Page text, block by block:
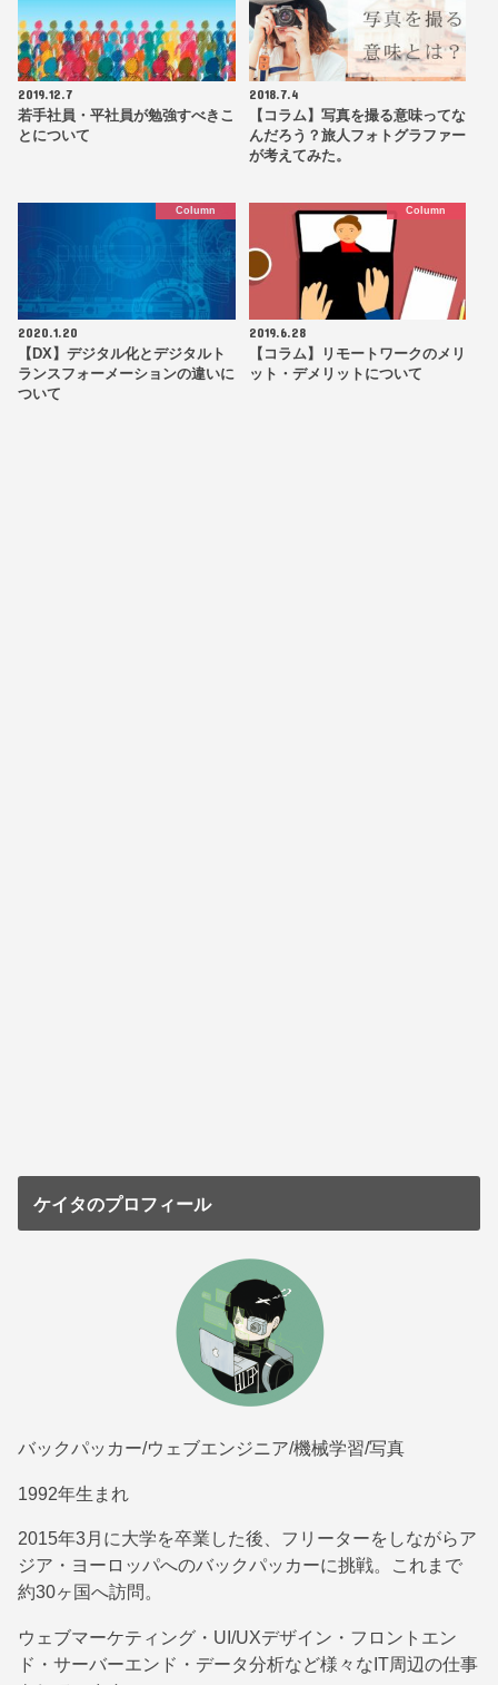
2019.12.7
若手社員・平社員が勉強すべきこ
とについて
2018.7.4
【コラム】写真を撮る意味ってな
んだろう？旅人フォトグラファー
が考えてみた。
Column
2020.1.20
【DX】デジタル化とデジタルト
ランスフォーメーションの違いに
ついて
Column
2019.6.28
【コラム】リモートワークのメリ
ット・デメリットについて
ケイタのプロフィール
バックパッカー/ウェブエンジニア/機械学習/写真
1992年生まれ
2015年3月に大学を卒業した後、フリーターをしながらア
ジア・ヨーロッパへのバックパッカーに挑戦。これまで
約30ヶ国へ訪問。
ウェブマーケティング・UI/UXデザイン・フロントエン
ド・サーバーエンド・データ分析など様々なIT周辺の仕事